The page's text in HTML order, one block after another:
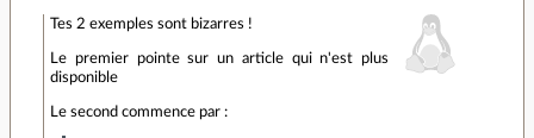
Tes 2 exemples sont bizarres !
Le premier pointe sur un article qui n'est plus
disponible
Le second commence par :